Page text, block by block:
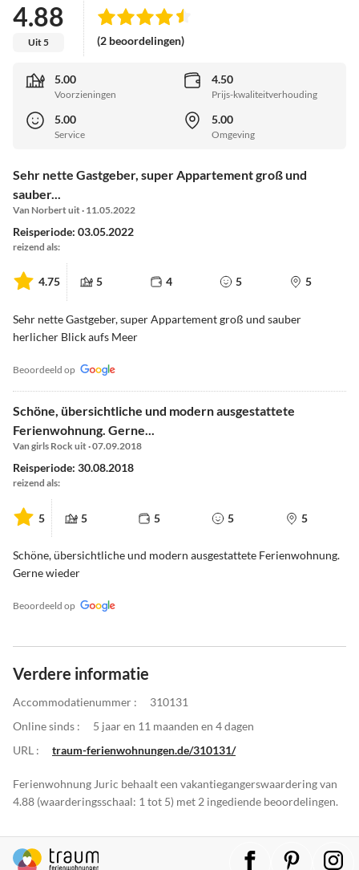
4.88
Uit 5 (2 beoordelingen)
5.00
Voorzieningen
4.50
Prijs-kwaliteitverhouding
5.00
Service
5.00
Omgeving
Sehr nette Gastgeber, super Appartement groß und
sauber...
Van Norbert uit · 11.05.2022
Reisperiode: 03.05.2022
reizend als:
4.75 5 4 5 5
Sehr nette Gastgeber, super Appartement groß und sauber
herlicher Blick aufs Meer
Beoordeeld op
Schöne, übersichtliche und modern ausgestattete
Ferienwohnung. Gerne...
Van girls Rock uit · 07.09.2018
Reisperiode: 30.08.2018
reizend als:
5 5 5 5 5
Schöne, übersichtliche und modern ausgestattete Ferienwohnung.
Gerne wieder
Beoordeeld op
Verdere informatie
Accommodatienummer :
310131
Online sinds :
5 jaar en 11 maanden en 4 dagen
URL :
traum-ferienwohnungen.de/310131/
Ferienwohnung Juric behaalt een vakantiegangerswaardering van
4.88 (waarderingsschaal: 1 tot 5) met 2 ingediende beoordelingen.